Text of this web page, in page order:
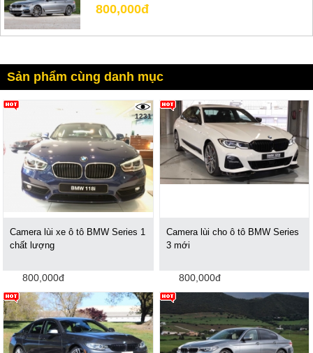
800,000đ
Sản phẩm cùng danh mục
1231
Camera lùi xe ô tô BMW Series 1
chất lượng
800,000đ
Camera lùi cho ô tô BMW Series
3 mới
800,000đ